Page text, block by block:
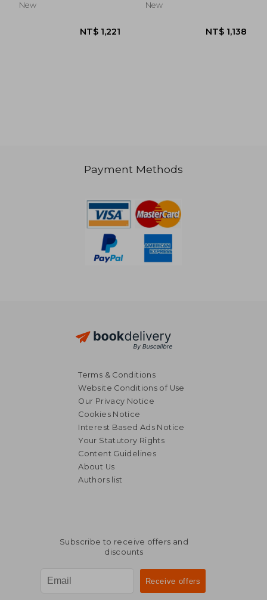
NT$ 1,349
New
New
Payment Methods
Terms & Conditions
Website Conditions of Use
Our Privacy Notice
Cookies Notice
Interest Based Ads Notice
Your Statutory Rights
Content Guidelines
About Us
Authors list
Subscribe to receive offers and
discounts